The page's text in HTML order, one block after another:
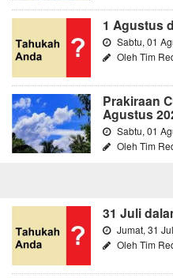
1 Agustus
Sabtu, 01
Oleh Tim
Prakiraan
Agustus
Sabtu, 01
Oleh Tim
31 Juli
Jumat, 31
Oleh Tim